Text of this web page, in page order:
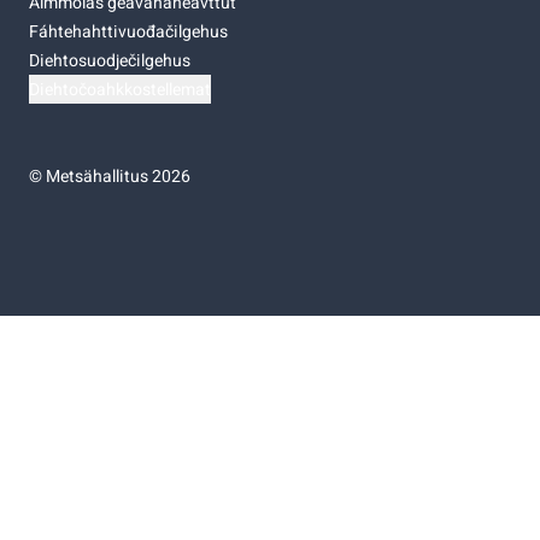
Fáhtehahttivuođačilgehus
Diehtosuodječilgehus
©Metsähallitus 2026